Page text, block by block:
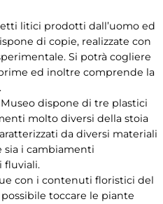
litici prodotti dall’uomo ed
di copie, realizzate con
Si potrà cogliere
ed inoltre comprende la
dispone di tre plastici
molto diversi della stoia
da diversi materiali
i cambiamenti
fluviali.
con i contenuti floristici del
possibile toccare le piante